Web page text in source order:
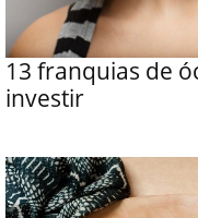
13 franquias de
investir